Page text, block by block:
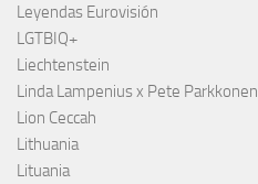
Leyendas Eurovisión
LGTBIQ+
Liechtenstein
Linda Lampenius x Pete Parkkonen
Lion Ceccah
Lithuania
Lituania